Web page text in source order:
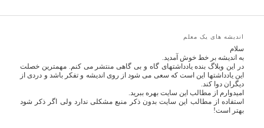
اندیشه های یک معلم
سلام
به اندیشه بر خط خوش آمدید.
در این وبلاگ بنده یادداشتهای گاه و بی گاهی منتشر می کنم. مهمترین خصلت
این یادداشتها این است که سعی می شود از روی اندیشه و تفکر باشد و دردی از
دیگران دوا کند.
امیدوارم از مطالب این سایت بهره ببرید.
استفاده از مطالب این سایت بدون ذکر منبع مشکلی ندارد ولی اگر ذکر شود
بهتر است!